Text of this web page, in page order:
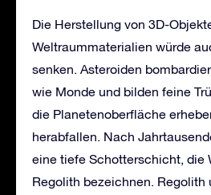
Die Herstellung von 3D-
Weltraummaterialien würde
senken. Asteroiden
wie Monde und bilden feine
die Planetenoberfläche
herabfallen. Nach
eine tiefe Schotterschicht, die
Regolith bezeichnen. Regolith